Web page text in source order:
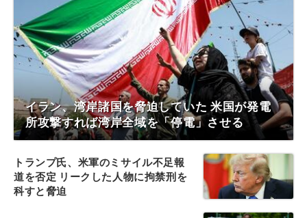
イラン、湾岸諸国を脅迫していた 米国が発電
所攻撃すれば湾岸全域を「停電」させる
トランプ氏、米軍のミサイル不足報
道を否定 リークした人物に拘禁刑を
科すと脅迫